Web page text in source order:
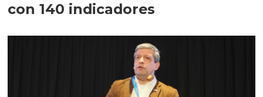
con 140 indicadores